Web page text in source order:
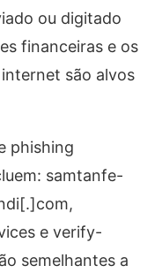
ou digitado
financeiras e os
são alvos
phishing
samtanfe-
e verify-
semelhantes a